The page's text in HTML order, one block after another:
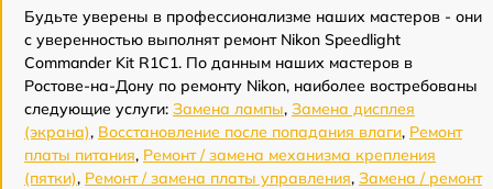
Будьте уверены в профессионализме наших мастеров - они
с уверенностью выполнят ремонт Nikon Speedlight
Commander Kit R1C1. По данным наших мастеров в
Ростове-на-Дону по ремонту Nikon, наиболее востребованы
следующие услуги: Замена лампы, Замена дисплея
(экрана), Восстановление после попадания влаги, Ремонт
платы питания, Ремонт / замена механизма крепления
(пятки), Ремонт / замена платы управления, Замена / ремонт